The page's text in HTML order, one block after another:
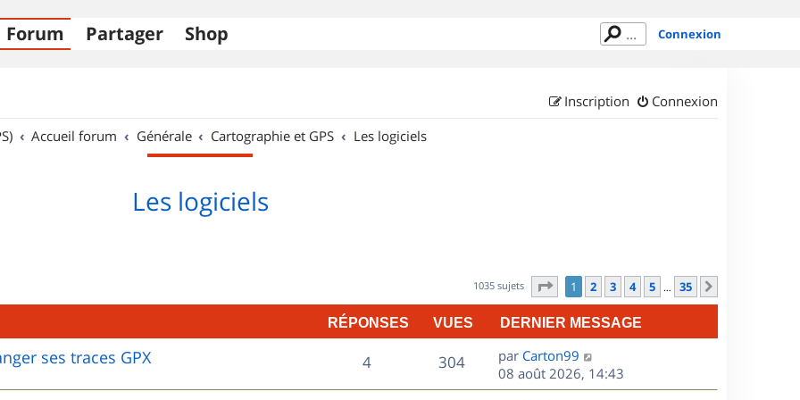
Forum Partager Shop Connexion
Connexion
Inscription
Accueil forum Générale Cartographie et GPS Les logiciels
Les logiciels
1035 sujets Page sur35
1 2 3 4 5 … 35
RÉPONSES VUES DERNIER MESSAGE
ses traces GPX 4R
é
304V
u
D
e
r
par Carton99
08 août 2026, 14:43